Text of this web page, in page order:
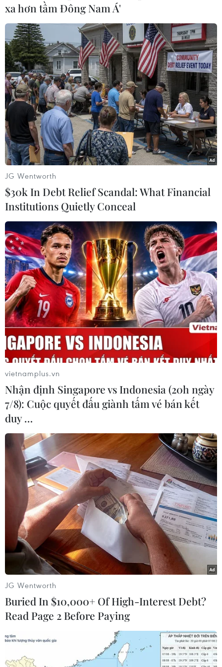
trong đó có vấn đề Biển Đông.
Phó Cố vấn An ninh Quốc gia Mỹ Ben Rhodes
cho biết Tổng thống Obama sẽ đưa ra thông điệp
rằng mọi tranh chấp cần phải được xử lý một
cách hòa bình, phù hợp với chuẩn mực quốc tế./.
(TTXVN/Vietnam+)
#Hội nghị #ASEAN-Mỹ #TPP
#Nguyễn Tấn Dũng
#Barack Obama
#Hội nghị Cấp cao đặc biệt ASEAN-Hoa Kỳ
Mỹ
Theo dõi VietnamPlus
TIN LIÊN QUAN
ASEAN kêu gọi sớm nối lại đàm phán 6
bên về hạt nhân Triều Tiên
11/02/2016 11:57
Theo thông cáo trên web của Hiệp hội Các quốc gia
xa hơn tầm Đông Nam Á'
JG Wentworth
$30k In Debt Relief Scandal: What Financial
Institutions Quietly Conceal
vietnamplus.vn
Nhận định Singapore vs Indonesia (20h ngày
7/8): Cuộc quyết đấu giành tấm vé bán kết
duy …
JG Wentworth
Buried In $10,000+ Of High-Interest Debt?
Read Page 2 Before Paying